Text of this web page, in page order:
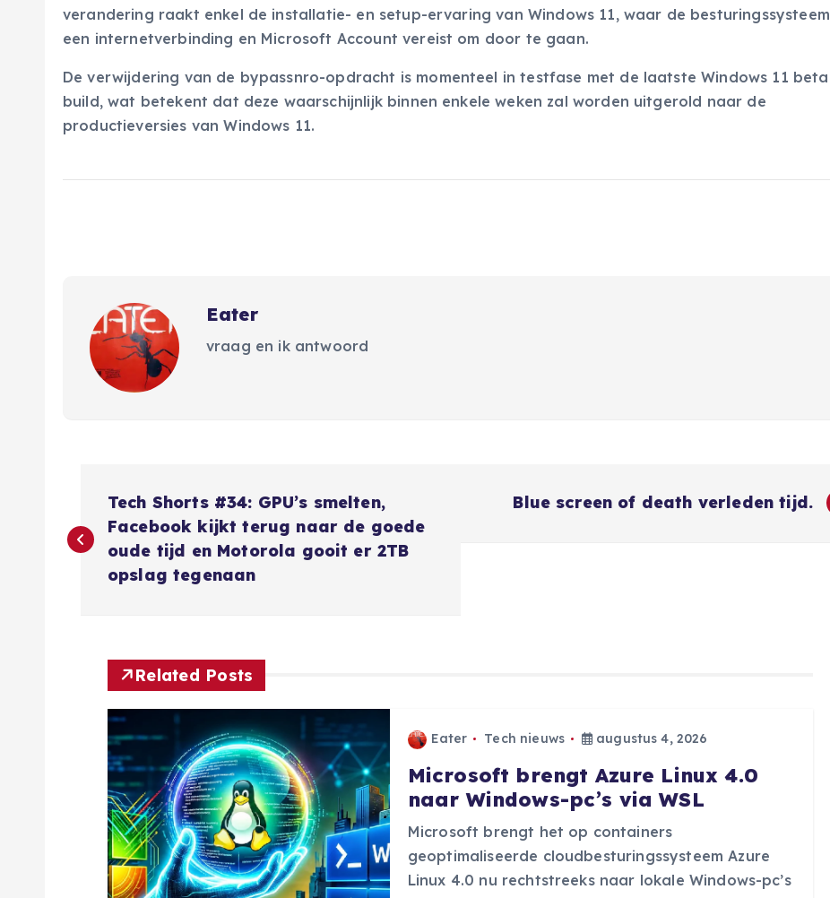
verandering raakt enkel de installatie- en setup-ervaring van Windows 11, waar de besturingssysteem
een internetverbinding en Microsoft Account vereist om door te gaan.
De verwijdering van de bypassnro-opdracht is momenteel in testfase met de laatste Windows 11 beta
build, wat betekent dat deze waarschijnlijk binnen enkele weken zal worden uitgerold naar de
productieversies van Windows 11.
Eater
vraag en ik antwoord
e
Tech Shorts #34: GPU’s smelten,
Facebook kijkt terug naar de goede
oude tijd en Motorola gooit er 2TB
opslag tegenaan
Blue screen of death verleden tijd.
Related Posts
Eater Tech nieuws augustus 4, 2026
Microsoft brengt Azure Linux 4.0
naar Windows-pc’s via WSL
Microsoft brengt het op containers
geoptimaliseerde cloudbesturingssysteem Azure
Linux 4.0 nu rechtstreeks naar lokale Windows-pc’s